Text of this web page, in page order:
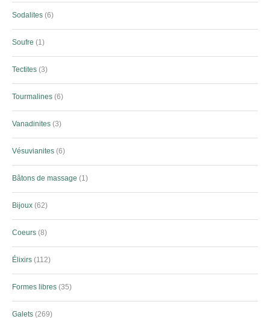
Sodalites 6
Soufre 1
Tectites 3
Tourmalines 6
Vanadinites 3
Vésuvianites 6
Bâtons de massage 1
Bijoux 62
Coeurs 8
Élixirs 112
Formes libres 35
Galets 269